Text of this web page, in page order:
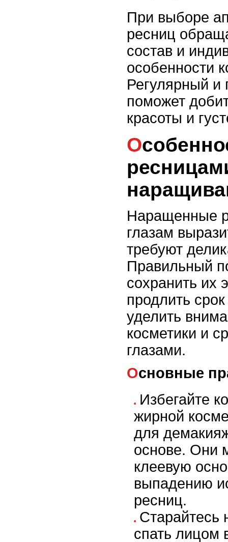
При выборе
ресниц
состав и
особенности
Регулярный и
поможет
красоты и
Особенности ухода за
Наращенные
глазам
требуют
Правильный
сохранить их
продлить
уделить
косметики и
глазами.
Основные
Избегайте
жирной
для
основе. Они
клеевую
выпадению
ресниц.
Старайтесь
спать лицом